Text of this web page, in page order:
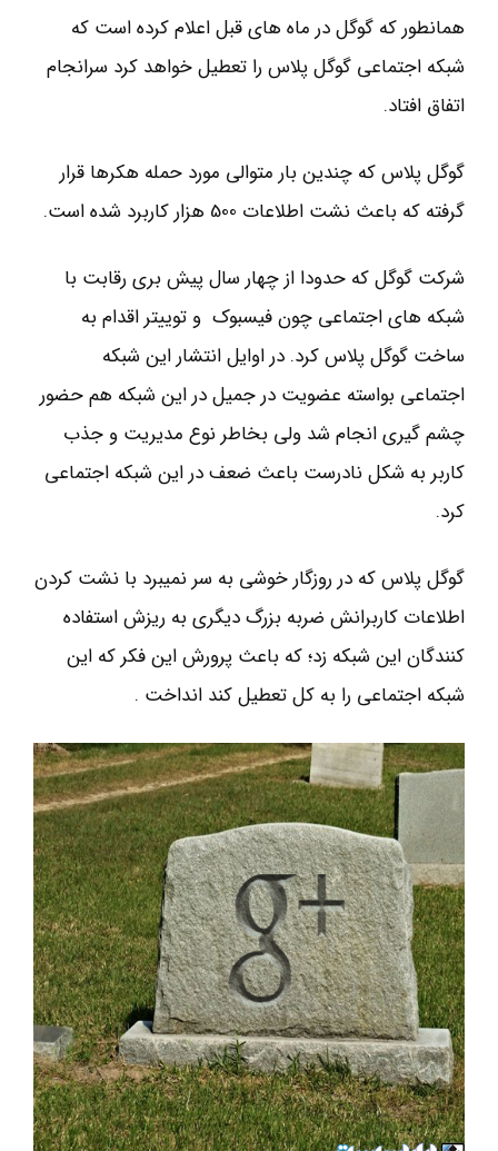
همانطور که گوگل در ماه های قبل اعلام کرده است که
شبکه اجتماعی گوگل پلاس را تعطیل خواهد کرد سرانجام
اتفاق افتاد.
گوگل پلاس که چندین بار متوالی مورد حمله هکرها قرار
گرفته که باعث نشت اطلاعات 500 هزار کاربرد شده است.
شرکت گوگل که حدودا از چهار سال پیش بری رقابت با
شبکه های اجتماعی چون فیسبوک و توییتر اقدام به
ساخت گوگل پلاس کرد. در اوایل انتشار این شبکه
اجتماعی بواسته عضویت در جمیل در این شبکه هم حضور
چشم گیری انجام شد ولی بخاطر نوع مدیریت و جذب
کاربر به شکل نادرست باعث ضعف در این شبکه اجتماعی
کرد.
گوگل پلاس که در روزگار خوشی به سر نمیبرد با نشت کردن
اطلاعات کاربرانش ضربه بزرگ دیگری به ریزش استفاده
کنندگان این شبکه زد؛ که باعث پرورش این فکر که این
شبکه اجتماعی را به کل تعطیل کند انداخت .